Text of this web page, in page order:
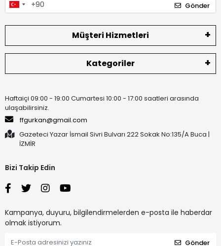
Gönder
Müşteri Hizmetleri
Kategoriler
Haftaiçi 09:00 - 19:00 Cumartesi 10:00 - 17:00 saatleri arasında
ulaşabilirsiniz.
ffgurkan@gmail.com
Gazeteci Yazar İsmail Sivri Bulvarı 222 Sokak No:135/A Buca |
İZMİR
Bizi Takip Edin
Kampanya, duyuru, bilgilendirmelerden e-posta ile haberdar
olmak istiyorum.
Gönder